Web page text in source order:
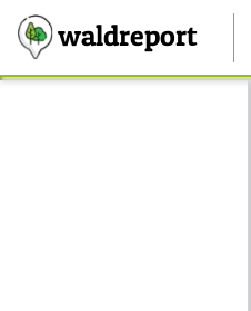
waldreport